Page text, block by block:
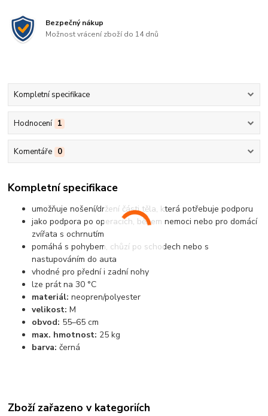
Bezpečný nákup
Možnost vrácení zboží do 14 dnů
Kompletní specifikace
Hodnocení 1
Komentáře 0
Kompletní specifikace
umožňuje nošení/držení části těla, která potřebuje podporu
jako podpora po operacích, během nemoci nebo pro domácí
zvířata s ochrnutím
pomáhá s pohybem, chůzí po schodech nebo s
nastupováním do auta
vhodné pro přední i zadní nohy
lze prát na 30 °C
materiál: neopren/polyester
velikost: M
obvod: 55–65 cm
max. hmotnost: 25 kg
barva: černá
Zboží zařazeno v kategoriích